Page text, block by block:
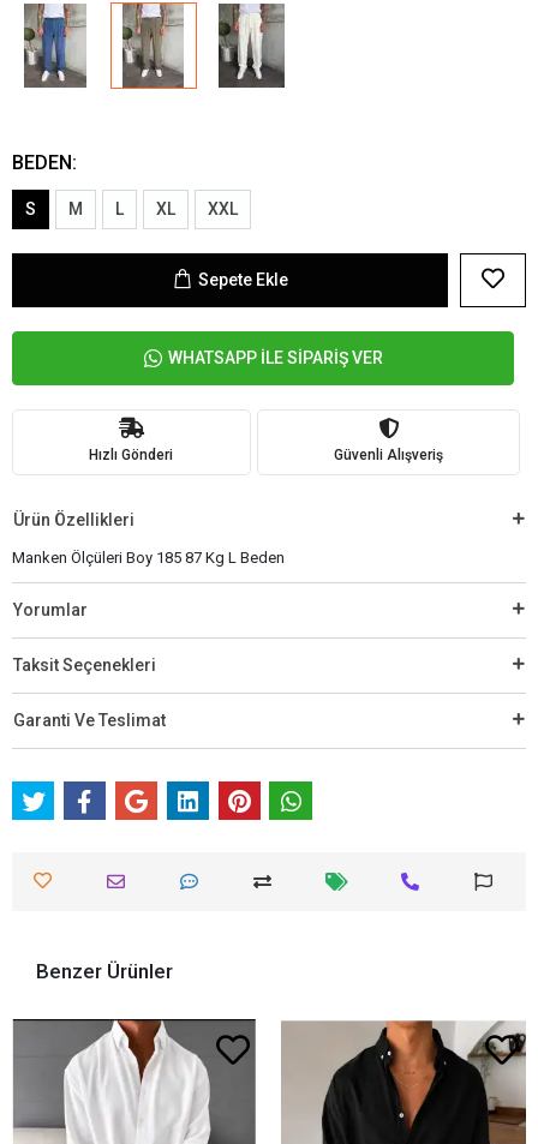
BEDEN:
S M L XL XXL
Sepete Ekle
WHATSAPP İLE SİPARİŞ VER
Hızlı Gönderi Güvenli Alışveriş
Ürün Özellikleri
Manken Ölçüleri Boy 185 87 Kg L Beden
Yorumlar
Taksit Seçenekleri
Garanti Ve Teslimat
Benzer Ürünler